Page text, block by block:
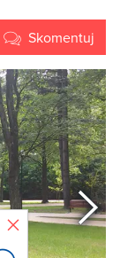
Skomentuj
Zamknij